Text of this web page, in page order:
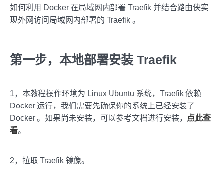
如何利用 Docker 在局域网内部署 Traefik 并结合路由侠实
现外网访问局域网内部署的 Traefik 。
第一步，本地部署安装 Traefik
1，本教程操作环境为 Linux Ubuntu 系统，Traefik 依赖
Docker 运行，我们需要先确保你的系统上已经安装了
Docker 。如果尚未安装，可以参考文档进行安装，
点此查
看。
2，拉取 Traefik 镜像。